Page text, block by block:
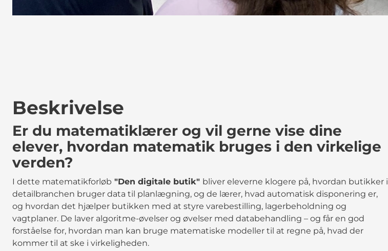
Beskrivelse
Er du matematiklærer og vil gerne vise dine
elever, hvordan matematik bruges i den virkelige
verden?
I dette matematikforløb "Den digitale butik" bliver eleverne klogere på, hvordan butikker i
detailbranchen bruger data til planlægning, og de lærer, hvad automatisk disponering er,
og hvordan det hjælper butikken med at styre varebestilling, lagerbeholdning og
vagtplaner. De laver algoritme-øvelser og øvelser med databehandling – og får en god
forståelse for, hvordan man kan bruge matematiske modeller til at regne på, hvad der
kommer til at ske i virkeligheden.